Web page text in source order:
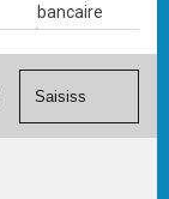
bancaire
(Mastercard,
Visa, ...) et